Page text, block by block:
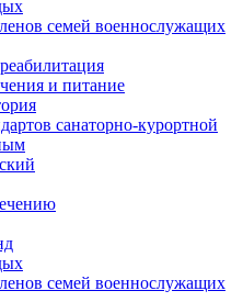
семей военнослужащих
и питание
санаторно-курортной
семей военнослужащих